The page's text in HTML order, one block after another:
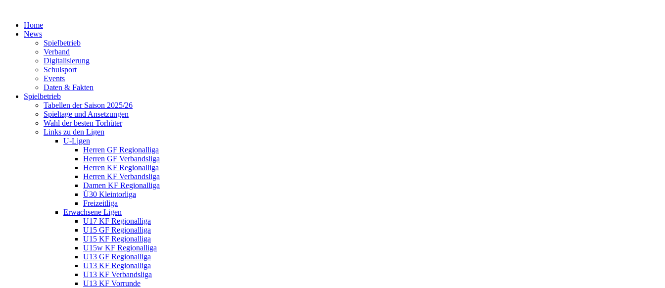
Home
News
Spielbetrieb
Verband
Digitalisierung
Schulsport
Events
Daten & Fakten
Spielbetrieb
Tabellen der Saison 2025/26
Spieltage und Ansetzungen
Wahl der besten Torhüter
Links zu den Ligen
U-Ligen
Herren GF Regionalliga
Herren GF Verbandsliga
Herren KF Regionalliga
Herren KF Verbandsliga
Damen KF Regionalliga
Ü30 Kleintorliga
Freizeitliga
Erwachsene Ligen
U17 KF Regionalliga
U15 GF Regionalliga
U15 KF Regionalliga
U15w KF Regionalliga
U13 GF Regionalliga
U13 KF Regionalliga
U13 KF Verbandsliga
U13 KF Vorrunde